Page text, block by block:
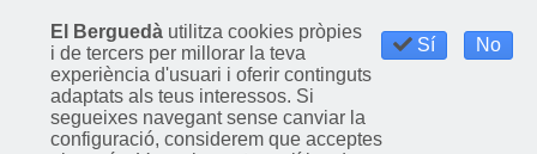
Sí No
El Berguedà utilitza cookies pròpies
i de tercers per millorar la teva
experiència d'usuari i oferir continguts
adaptats als teus interessos. Si
segueixes navegant sense canviar la
configuració, considerem que acceptes